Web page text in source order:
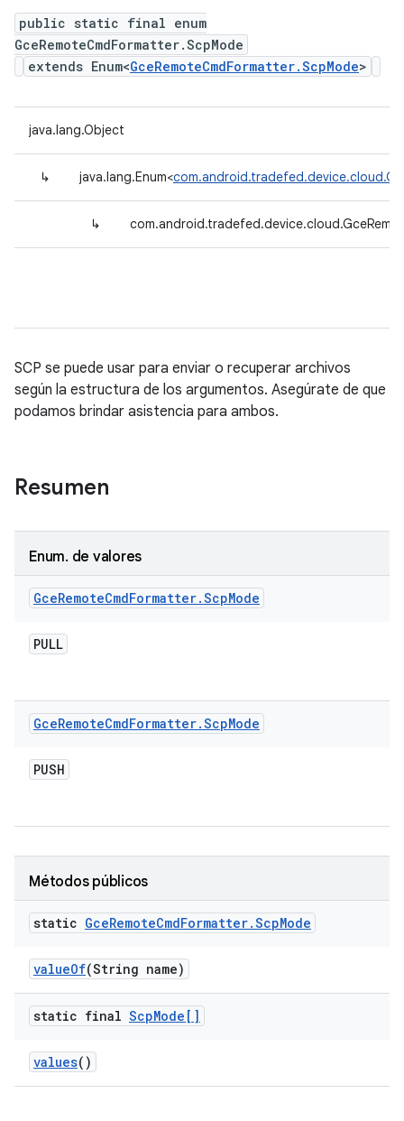
public static final enum
GceRemoteCmdFormatter.ScpMode
extends Enum<GceRemoteCmdFormatter.ScpMode>
java.lang.Object
↳ java.lang.Enum<
↳
SCP se puede usar para enviar o recuperar archivos
según la estructura de los argumentos. Asegúrate de que
podamos brindar asistencia para ambos.
Resumen
Enum. de valores
GceRemoteCmdFormatter.ScpMode
PULL
GceRemoteCmdFormatter.ScpMode
PUSH
Métodos públicos
static GceRemoteCmdFormatter.ScpMode
valueOf(String name)
static final ScpMode[]
values()